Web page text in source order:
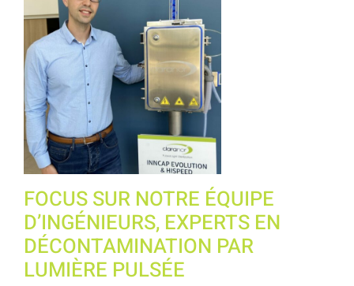
FOCUS SUR NOTRE ÉQUIPE
D’INGÉNIEURS, EXPERTS EN
DÉCONTAMINATION PAR
LUMIÈRE PULSÉE